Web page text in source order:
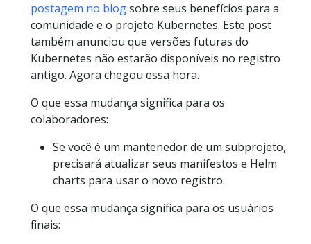
postagem no blogsobre seus benefícios para a
comunidade e o projeto Kubernetes. Este post
também anunciou que versões futuras do
Kubernetes não estarão disponíveis no registro
antigo. Agora chegou essa hora.
O que essa mudança significa para os
colaboradores:
Se você é um mantenedor de um subprojeto,
precisará atualizar seus manifestos e Helm
charts para usar o novo registro.
O que essa mudança significa para os usuários
finais: